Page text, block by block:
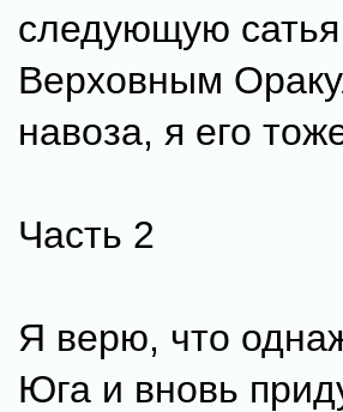
следующую сатья
Верховным
навоза, я его
Часть 2
Я верю, что
Юга и вновь